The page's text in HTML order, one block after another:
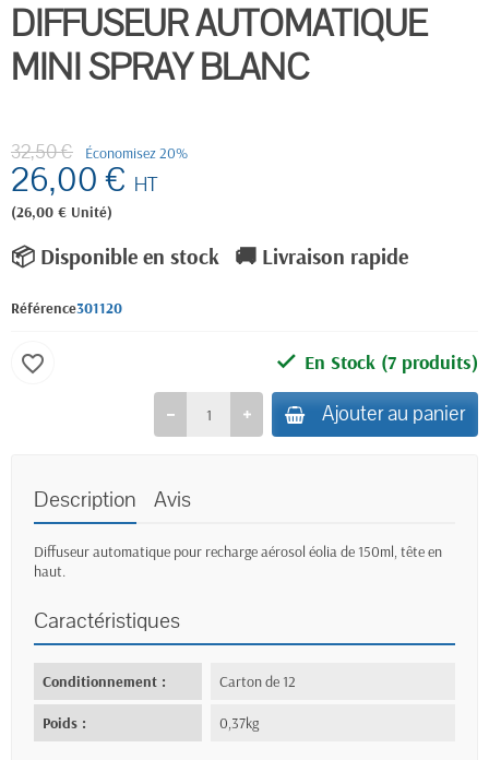
DIFFUSEUR AUTOMATIQUE
MINI SPRAY BLANC
32,50 € Économisez 20%
26,00 € HT
(26,00 € Unité)
📦 Disponible en stock 🚚 Livraison rapide
Référence301120
En Stock (7 produits)
Ajouter au panier
favorite_border
Description Avis
Diffuseur automatique pour recharge aérosol éolia de 150ml, tête en
haut.
Caractéristiques
Conditionnement : Carton de 12
Poids : 0,37kg